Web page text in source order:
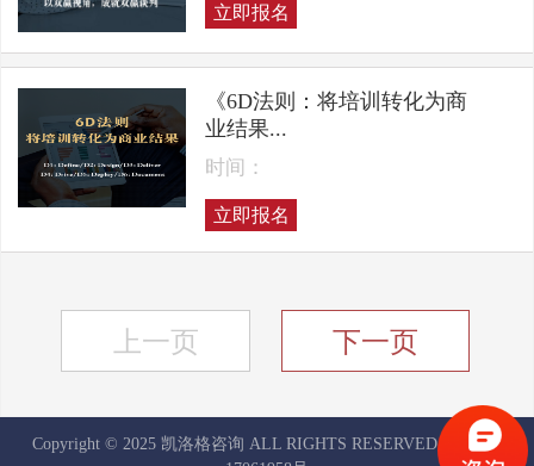
立即报名
《6D法则：将培训转化为商
业结果...
时间：
立即报名
上一页 下一页
Copyright © 2025 凯洛格咨询 ALL RIGHTS RESERVED
京ICP备